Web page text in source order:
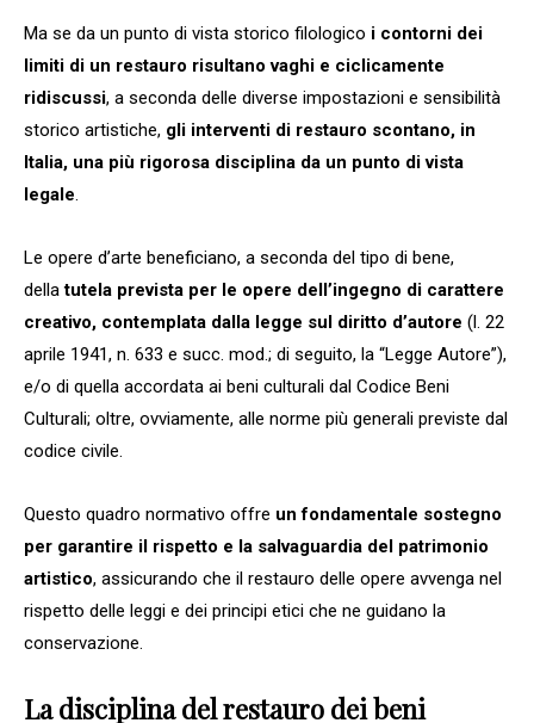
Ma se da un punto di vista storico filologico i contorni dei
limiti di un restauro risultano vaghi e ciclicamente
ridiscussi, a seconda delle diverse impostazioni e sensibilità
storico artistiche, gli interventi di restauro scontano, in
Italia, una più rigorosa disciplina da un punto di vista
legale.
Le opere d’arte beneficiano, a seconda del tipo di bene,
dellatutela prevista per le opere dell’ingegno di carattere
creativo, contemplata dalla legge sul diritto d’autore (l. 22
aprile 1941, n. 633 e succ. mod.; di seguito, la “Legge Autore”),
e/o di quella accordata ai beni culturali dal Codice Beni
Culturali; oltre, ovviamente, alle norme più generali previste dal
codice civile.
Questo quadro normativo offre un fondamentale sostegno
per garantire il rispetto e la salvaguardia del patrimonio
artistico, assicurando che il restauro delle opere avvenga nel
rispetto delle leggi e dei principi etici che ne guidano la
conservazione.
La disciplina del restauro dei beni